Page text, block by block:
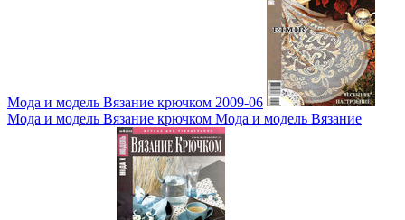
Мода и модель Вязание крючком 2009-06
Мода и модель Вязание крючком Мода и модель Вязание